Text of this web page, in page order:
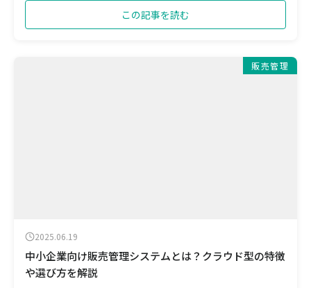
この記事を読む
販売管理
2025.06.19
中小企業向け販売管理システムとは？クラウド型の特徴
や選び方を解説